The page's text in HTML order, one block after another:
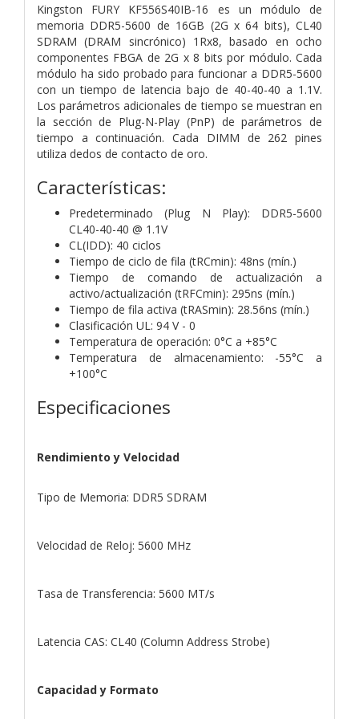
Kingston FURY KF556S40IB-16 es un módulo de
memoria DDR5-5600 de 16GB (2G x 64 bits), CL40
SDRAM (DRAM sincrónico) 1Rx8, basado en ocho
componentes FBGA de 2G x 8 bits por módulo. Cada
módulo ha sido probado para funcionar a DDR5-5600
con un tiempo de latencia bajo de 40-40-40 a 1.1V.
Los parámetros adicionales de tiempo se muestran en
la sección de Plug-N-Play (PnP) de parámetros de
tiempo a continuación. Cada DIMM de 262 pines
utiliza dedos de contacto de oro.
Características:
Predeterminado (Plug N Play): DDR5-5600
CL40-40-40 @ 1.1V
CL(IDD): 40 ciclos
Tiempo de ciclo de fila (tRCmin): 48ns (mín.)
Tiempo de comando de actualización a
activo/actualización (tRFCmin): 295ns (mín.)
Tiempo de fila activa (tRASmin): 28.56ns (mín.)
Clasificación UL: 94 V - 0
Temperatura de operación: 0°C a +85°C
Temperatura de almacenamiento: -55°C a
+100°C
Especificaciones
Rendimiento y Velocidad
Tipo de Memoria: DDR5 SDRAM
Velocidad de Reloj: 5600 MHz
Tasa de Transferencia: 5600 MT/s
Latencia CAS: CL40 (Column Address Strobe)
Capacidad y Formato